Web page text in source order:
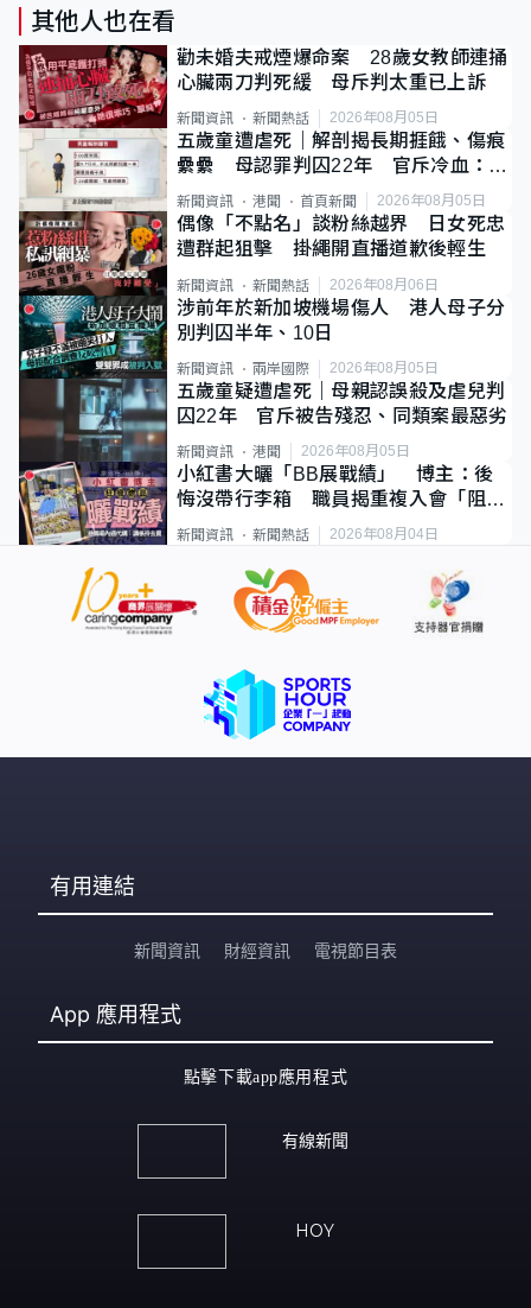
其他人也在看
勸未婚夫戒煙爆命案 28歲女教師連捅
心臟兩刀判死緩 母斥判太重已上訴
新聞資訊 新聞熱話 2026年08月05日
五歲童遭虐死｜解剖揭長期捱餓、傷痕
纍纍 母認罪判囚22年 官斥冷血：同
類案最惡劣
新聞資訊 港聞 首頁新聞 2026年08月05日
偶像「不點名」談粉絲越界 日女死忠
遭群起狙擊 掛繩開直播道歉後輕生
新聞資訊 新聞熱話 2026年08月06日
涉前年於新加坡機場傷人 港人母子分
別判囚半年、10日
新聞資訊 兩岸國際 2026年08月05日
五歲童疑遭虐死｜母親認誤殺及虐兒判
囚22年 官斥被告殘忍、同類案最惡劣
新聞資訊 港聞 2026年08月05日
小紅書大曬「BB展戰績」 博主：後
悔沒帶行李箱 職員揭重複入會「阻止
唔到」
新聞資訊 新聞熱話 2026年08月04日
有用連結
新聞資訊 財經資訊 電視節目表
App 應用程式
點擊下載app應用程式
有線新聞
HOY